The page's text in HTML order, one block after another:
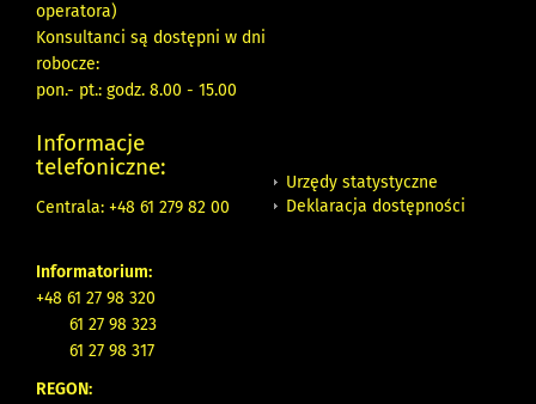
operatora)
Konsultanci są dostępni w dni
robocze:
pon.- pt.: godz. 8.00 - 15.00
Informacje
telefoniczne:
Centrala: +48 61 279 82 00
Informatorium:
+48 61 27 98 320
61 27 98 323
61 27 98 317
REGON:
Urzędy statystyczne
Deklaracja dostępności